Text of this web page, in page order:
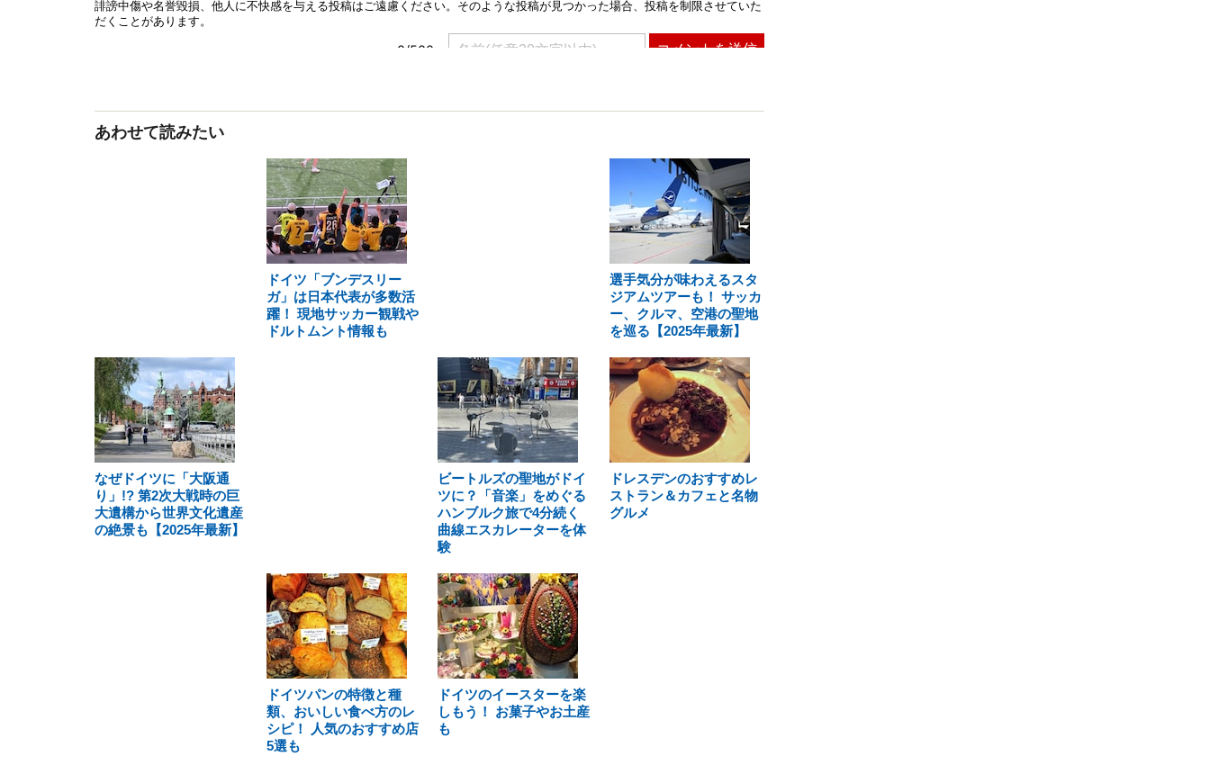
あわせて読みたい
ドイツ「ブンデスリー
ガ」は日本代表が多数活
躍！ 現地サッカー観戦や
ドルトムント情報も
選手気分が味わえるスタ
ジアムツアーも！ サッカ
ー、クルマ、空港の聖地
を巡る【2025年最新】
なぜドイツに「大阪通
り」!? 第2次大戦時の巨
大遺構から世界文化遺産
の絶景も【2025年最新】
ビートルズの聖地がドイ
ツに？「音楽」をめぐる
ハンブルク旅で4分続く
曲線エスカレーターを体
験
ドレスデンのおすすめレ
ストラン＆カフェと名物
グルメ
ドイツパンの特徴と種
類、おいしい食べ方のレ
シピ！ 人気のおすすめ店
5選も
ドイツのイースターを楽
しもう！ お菓子やお土産
も